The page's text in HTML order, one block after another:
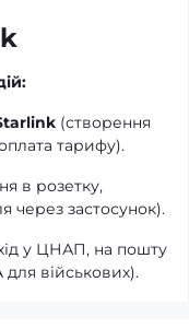
(створення
тарифу).
в розетку,
через застосунок).
у ЦНАП, на пошту
військових).